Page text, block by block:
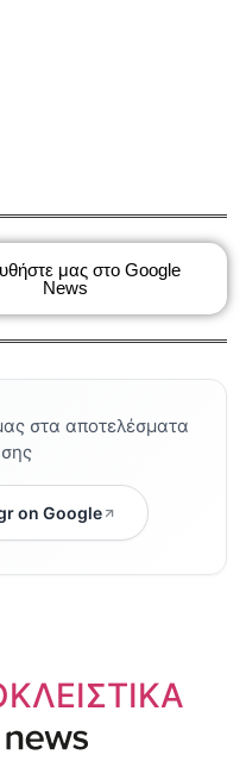
μας στο Google
News
στα αποτελέσματα
on Google